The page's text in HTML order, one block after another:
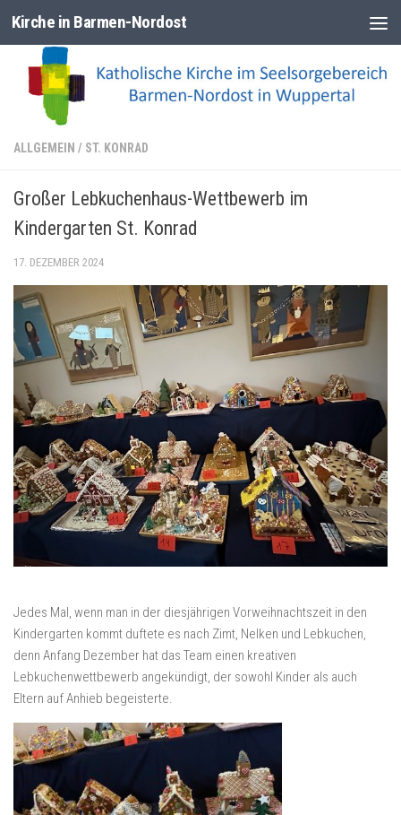
Zum Inhalt springen
Kirche in Barmen-Nordost
ALLGEMEIN / ST. KONRAD
Großer Lebkuchenhaus-Wettbewerb im
Kindergarten St. Konrad
17. DEZEMBER 2024
Jedes Mal, wenn man in der diesjährigen Vorweihnachtszeit in den
Kindergarten kommt duftete es nach Zimt, Nelken und Lebkuchen,
denn Anfang Dezember hat das Team einen kreativen
Lebkuchenwettbewerb angekündigt, der sowohl Kinder als auch
Eltern auf Anhieb begeisterte.